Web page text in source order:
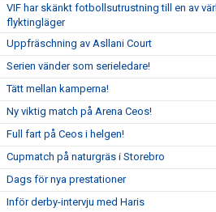
VIF har skänkt fotbollsutrustning till en av
flyktingläger
Uppfräschning av Asllani Court
Serien vänder som serieledare!
Tätt mellan kamperna!
Ny viktig match på Arena Ceos!
Full fart på Ceos i helgen!
Cupmatch på naturgräs i Storebro
Dags för nya prestationer
Inför derby-intervju med Haris